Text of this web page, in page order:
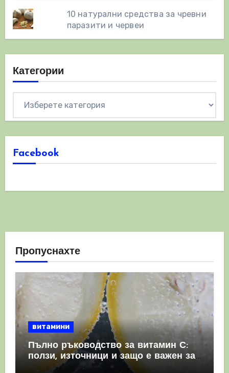
10 натурални средства за чревни
паразити и червеи
Категории
Facebook
Пропуснахте
витамини
Пълно ръководство за витамин С:
ползи, източници и защо е важен за
имунната система